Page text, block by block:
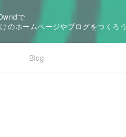
で
のホームページやブログをつくろう
Blog